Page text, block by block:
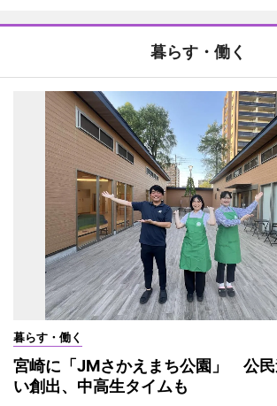
暮らす・働く
暮らす・働く
宮崎に「JMさかえまち公園」 公民
い創出、中高生タイムも